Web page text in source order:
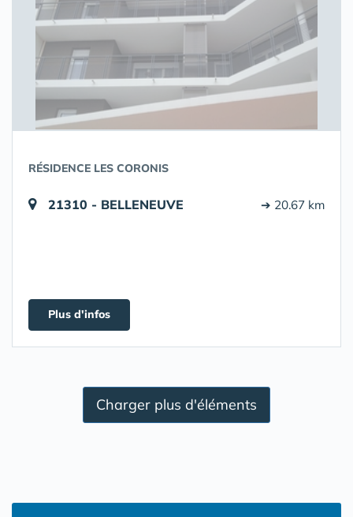
RÉSIDENCE LES CORONIS
21310 - BELLENEUVE ➔ 20.67 km
Plus d'infos
Charger plus d'éléments